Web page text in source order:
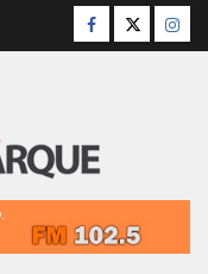
Facebook
Twitter